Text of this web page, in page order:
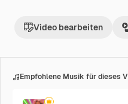
Video bearbeiten
Empfohlene Musik für dieses